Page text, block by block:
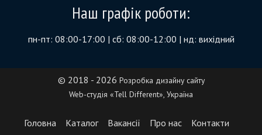
Наш графік роботи:
пн-пт: 08:00-17:00 | сб: 08:00-12:00 | нд: вихідний
© 2018 - 2026 Розробка дизайну сайту
Web-студія «Tell Different», Україна
Головна Каталог Вакансії Про нас Контакти